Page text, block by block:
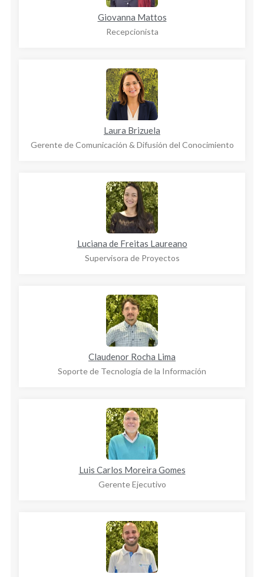
Giovanna Mattos
Recepcionista
Laura Brizuela
Gerente de Comunicación & Difusión del Conocimiento
Luciana de Freitas Laureano
Supervisora de Proyectos
Claudenor Rocha Lima
Soporte de Tecnología de la Información
Luis Carlos Moreira Gomes
Gerente Ejecutivo